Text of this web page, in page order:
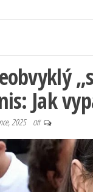
Jak
2025 Off